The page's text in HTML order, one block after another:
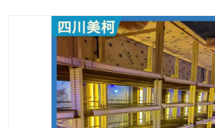
成都冻库，成都冻库价格 绵阳冻
德阳冻库安装，德阳冷库 广元冻
价
南充冻库设计,南充冻库安 遂宁冻
资阳冻库，资阳冻库安装 泸州冻